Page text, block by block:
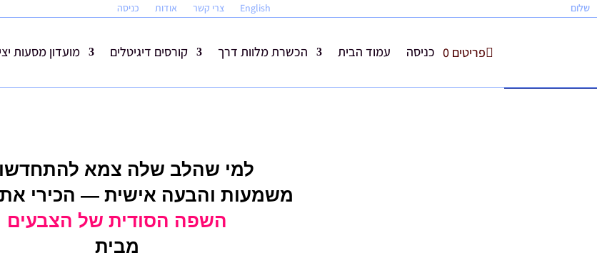
English צרי קשר אודות כניסה שלום
פריטים 0 כניסה עמוד הבית הכשרת מלוות דרך קורסים דיגיטלים מועדון מסעות
למי שהלב שלה צמא
משמעות והבעה אישית — הכירי
השפה הסודית של הצבעים
מבית